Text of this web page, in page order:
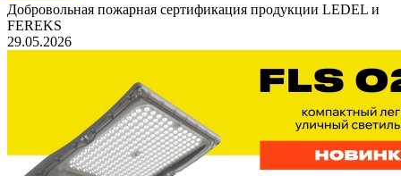
Добровольная пожарная сертификация продукции LEDEL и
FEREKS
29.05.2026